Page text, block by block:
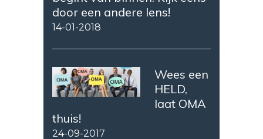
door een andere lens!
14-01-2018
Wees een
HELD,
laat OMA
thuis!
24-09-2017